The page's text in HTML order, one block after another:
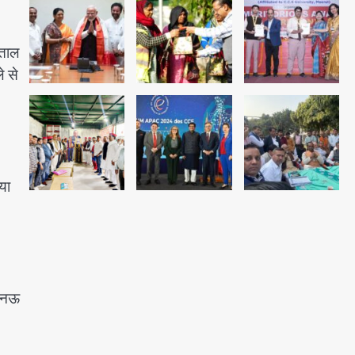
से
4
अब पहला स्थान हासिल करना लक्ष्य:
डीएम
Team JHJ
28 साल बाद कानून के शिकंजे में आया
हत्या का फरार आरोपी
Team JHJ